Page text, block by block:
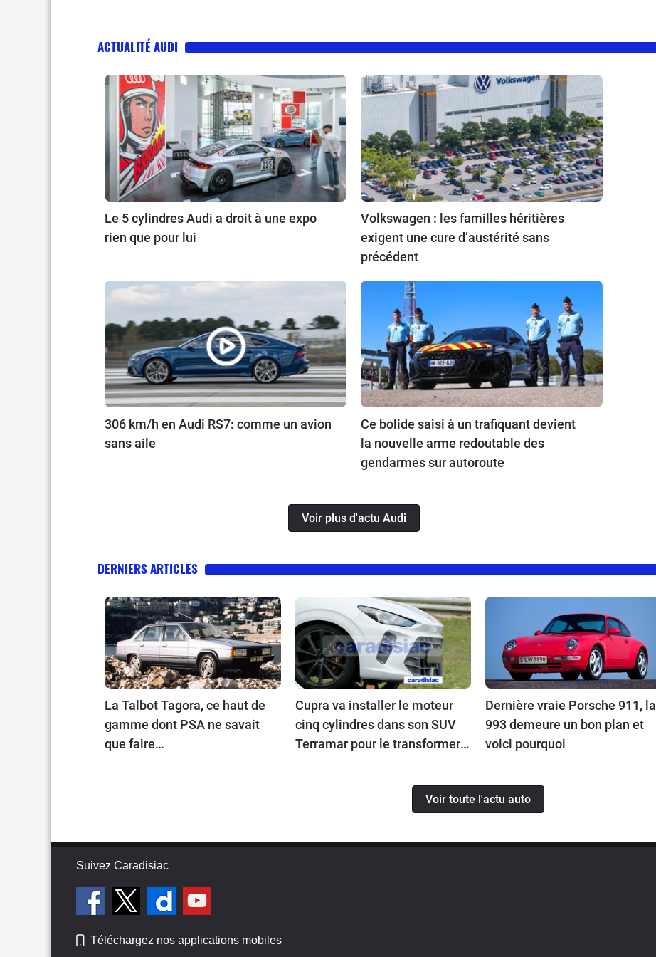
ACTUALITÉ AUDI
Le 5 cylindres Audi a droit à une expo
rien que pour lui
Volkswagen : les familles héritières
exigent une cure d’austérité sans
précédent
306 km/h en Audi RS7: comme un avion
sans aile
Ce bolide saisi à un trafiquant devient
la nouvelle arme redoutable des
gendarmes sur autoroute
Voir plus d'actu Audi
DERNIERS ARTICLES
La Talbot Tagora, ce haut de
gamme dont PSA ne savait
que faire…
Cupra va installer le moteur
cinq cylindres dans son SUV
Terramar pour le transformer
Dernière vraie Porsche 911, la
993 demeure un bon plan et
voici pourquoi
Voir toute l'actu auto
Suivez Caradisiac
Téléchargez nos applications mobiles